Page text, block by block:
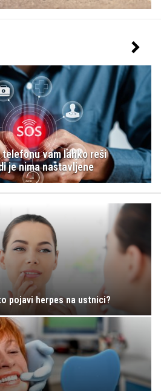
vam lahko reši
je nima nastavljene
pojavi herpes na ustnici?